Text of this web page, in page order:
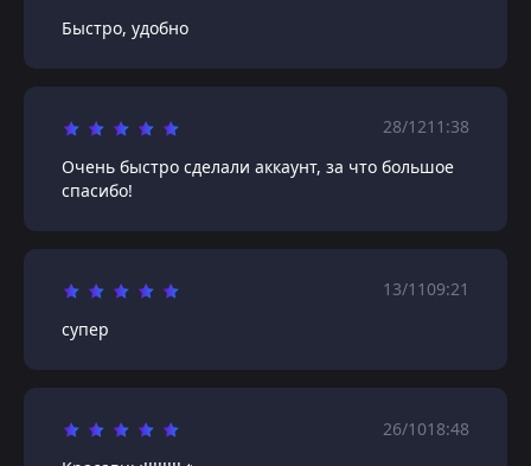
Быстро, удобно
28/1211:38
Очень быстро сделали аккаунт, за что большое
спасибо!
13/1109:21
супер
26/1018:48